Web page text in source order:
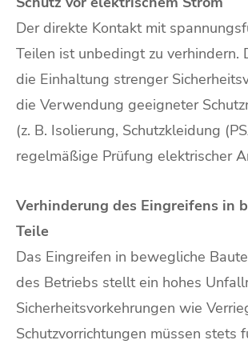
Der direkte Kontakt mit
Teilen ist unbedingt zu verhindern.
die Einhaltung strenger
die Verwendung geeigneter
(z. B. Isolierung, Schutzkleidung
regelmäßige Prüfung elektrischer
Verhinderung des Eingreifens in
Teile
Das Eingreifen in bewegliche
des Betriebs stellt ein hohes
Sicherheitsvorkehrungen wie
Schutzvorrichtungen müssen stets